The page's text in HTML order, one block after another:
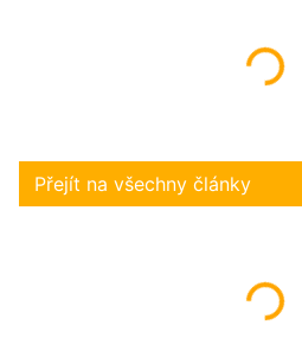
Načítám...
Přejít na všechny články
Načítám...